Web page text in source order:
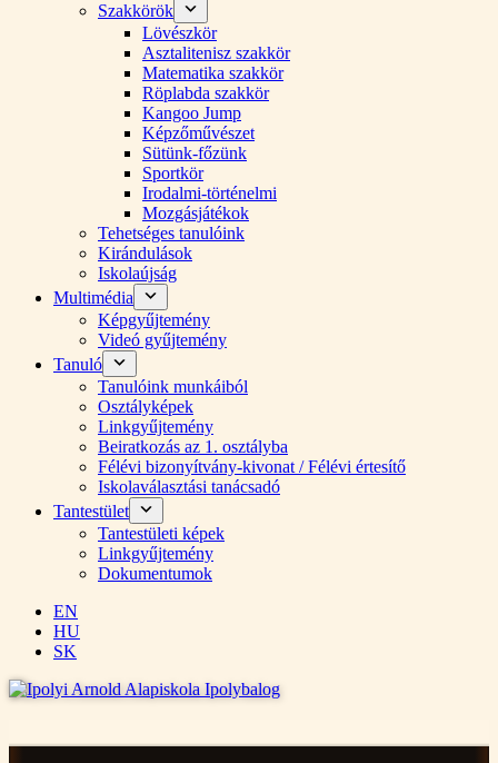
Szakkörök
Lövészkör
Asztalitenisz szakkör
Matematika szakkör
Röplabda szakkör
Kangoo Jump
Képzőművészet
Sütünk-főzünk
Sportkör
Irodalmi-történelmi
Mozgásjátékok
Tehetséges tanulóink
Kirándulások
Iskolaújság
Multimédia
Képgyűjtemény
Videó gyűjtemény
Tanuló
Tanulóink munkáiból
Osztályképek
Linkgyűjtemény
Beiratkozás az 1. osztályba
Félévi bizonyítvány-kivonat / Félévi értesítő
Iskolaválasztási tanácsadó
Tantestület
Tantestületi képek
Linkgyűjtemény
Dokumentumok
EN
HU
SK